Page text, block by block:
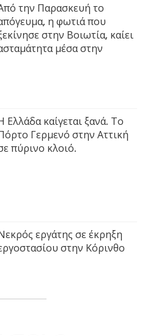
την Παρασκευή το
η φωτιά που
στην Βοιωτία, καίει
μέσα στην
Ελλάδα καίγεται ξανά. Το
Γερμενό στην Αττική
πύρινο κλοιό.
εργάτης σε έκρηξη
στην Κόρινθο